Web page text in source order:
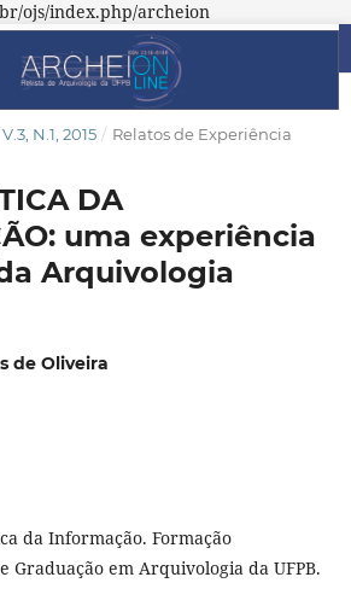
ojs/index.php/archeion
V.3, N.1, 2015 / Relatos de Experiência
DA
uma experiência
Arquivologia
de Oliveira
da Informação. Formação
Graduação em Arquivologia da UFPB.